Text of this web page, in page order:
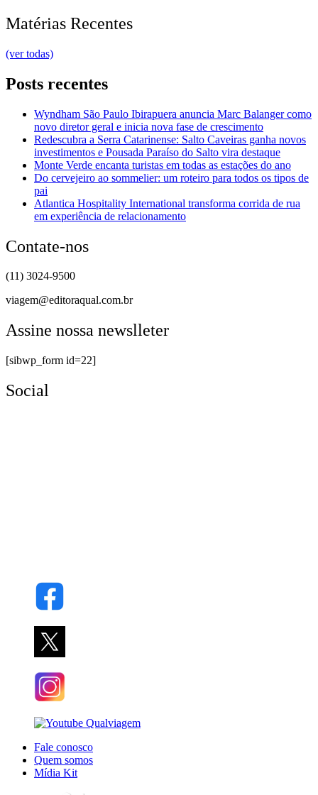
Matérias Recentes
(ver todas)
Posts recentes
Wyndham São Paulo Ibirapuera anuncia Marc Balanger como
novo diretor geral e inicia nova fase de crescimento
Redescubra a Serra Catarinense: Salto Caveiras ganha novos
investimentos e Pousada Paraíso do Salto vira destaque
Monte Verde encanta turistas em todas as estações do ano
Do cervejeiro ao sommelier: um roteiro para todos os tipos de
pai
Atlantica Hospitality International transforma corrida de rua
em experiência de relacionamento
Contate-nos
(11) 3024-9500
viagem@editoraqual.com.br
Assine nossa newslleter
[sibwp_form id=22]
Social
Fale conosco
Quem somos
Mídia Kit